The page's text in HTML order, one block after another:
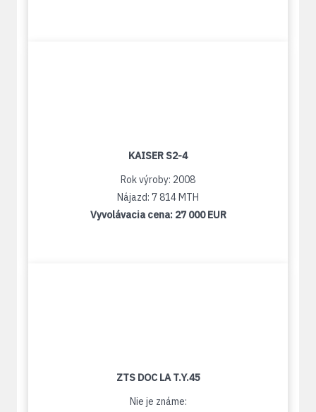
KAISER S2-4
Rok výroby: 2008
Nájazd: 7 814 MTH
Vyvolávacia cena: 27 000 EUR
ZTS DOC LA T.Y.45
Nie je známe: